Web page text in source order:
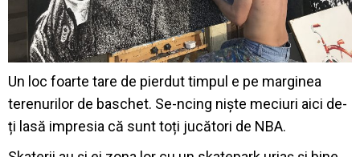
Un loc foarte tare de pierdut timpul e pe marginea
terenurilor de baschet. Se-ncing niște meciuri aici de-
ți lasă impresia că sunt toți jucători de NBA.